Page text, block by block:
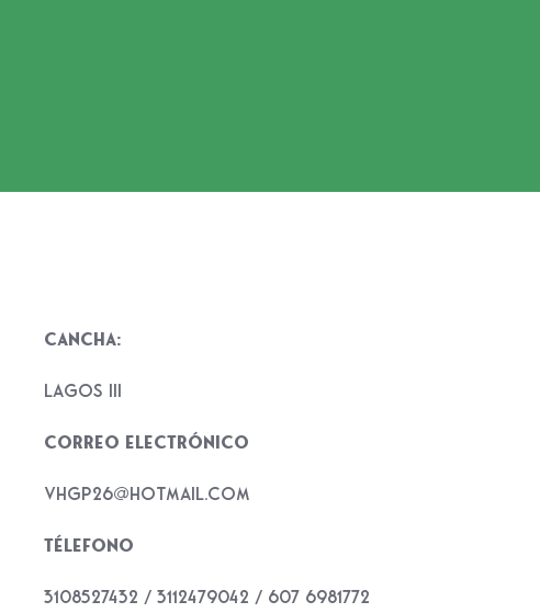
Cancha:
Lagos III
Correo electrónico
vhgp26@hotmail.com
Télefono
3108527432 / 3112479042 / 607 6981772